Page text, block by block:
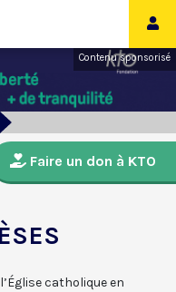
Contenu sponsorisé
Faire un don à KTO
catholique en